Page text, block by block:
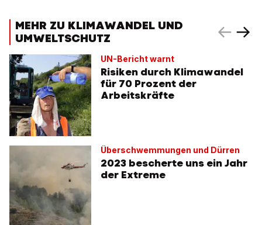
MEHR ZU KLIMAWANDEL UND
UMWELTSCHUTZ
UN-Bericht warnt
Risiken durch Klimawandel
für 70 Prozent der
Arbeitskräfte
Überschwemmungen und Dürren
2023 bescherte uns ein Jahr
der Extreme